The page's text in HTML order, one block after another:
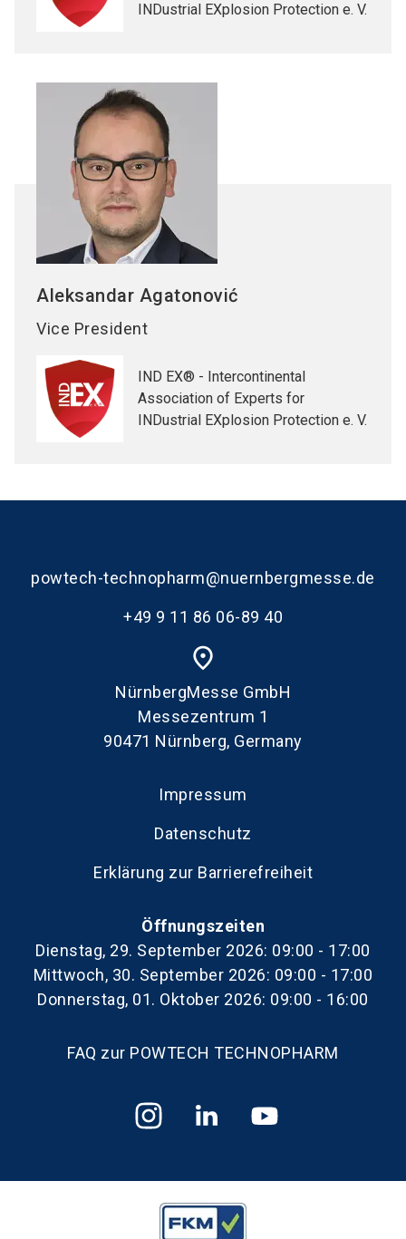
INDustrial EXplosion Protection e. V.
Aleksandar Agatonović
Vice President
IND EX® - Intercontinental
Association of Experts for
INDustrial EXplosion Protection e. V.
powtech-technopharm@nuernbergmesse.de
+49 9 11 86 06-89 40
place
NürnbergMesse GmbH
Messezentrum 1
90471 Nürnberg, Germany
Impressum
Datenschutz
Erklärung zur Barrierefreiheit
Öffnungszeiten
Dienstag, 29. September 2026: 09:00 - 17:00
Mittwoch, 30. September 2026: 09:00 - 17:00
Donnerstag, 01. Oktober 2026: 09:00 - 16:00
FAQ zur POWTECH TECHNOPHARM